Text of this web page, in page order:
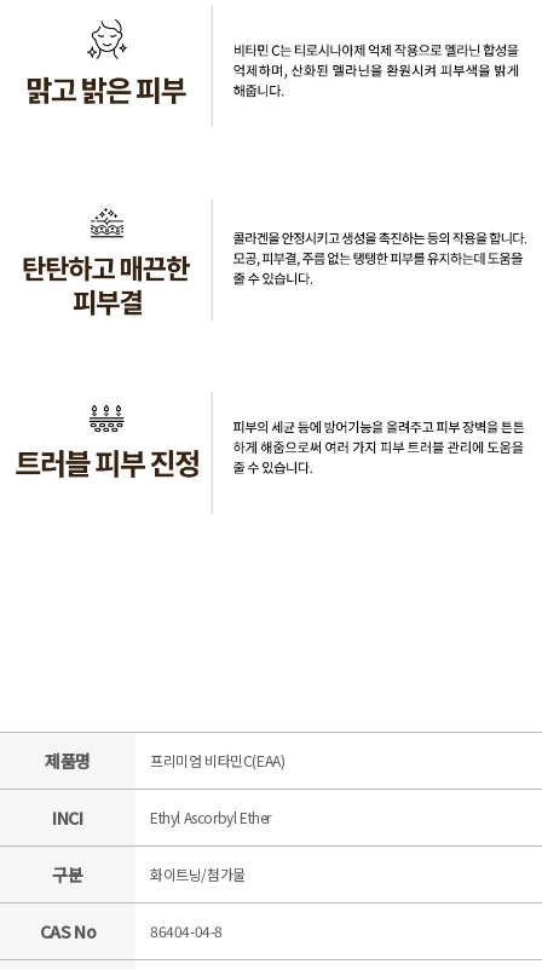
제품명 프리미엄 비타민C(EAA)
INCI Ethyl Ascorbyl Ether
구분 화이트닝/첨가물
CAS No 86404-04-8